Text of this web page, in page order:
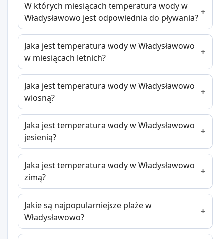
W których miesiącach temperatura wody w
Władysławowo jest odpowiednia do pływania?
Jaka jest temperatura wody w Władysławowo
w miesiącach letnich?
Jaka jest temperatura wody w Władysławowo
wiosną?
Jaka jest temperatura wody w Władysławowo
jesienią?
Jaka jest temperatura wody w Władysławowo
zimą?
Jakie są najpopularniejsze plaże w
Władysławowo?